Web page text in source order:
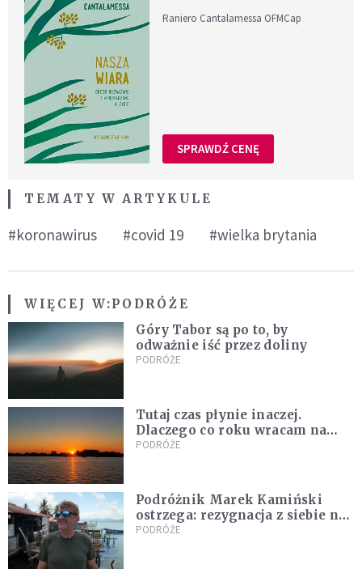
Raniero Cantalamessa OFMCap
SPRAWDŹ CENĘ
TEMATY W ARTYKULE
#koronawirus #covid 19 #wielka brytania
WIĘCEJ W:PODRÓŻE
Góry Tabor są po to, by
odważnie iść przez doliny
PODRÓŻE
Tutaj czas płynie inaczej.
Dlaczego co roku wracam na
Hel?
PODRÓŻE
Podróżnik Marek Kamiński
ostrzega: rezygnacja z siebie na
rzecz partnera to błąd
PODRÓŻE